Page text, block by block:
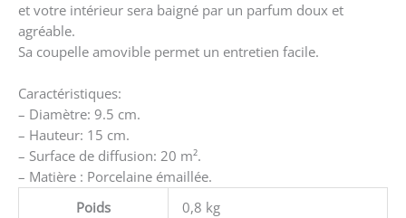
et votre intérieur sera baigné par un parfum doux et
agréable.
Sa coupelle amovible permet un entretien facile.
Caractéristiques:
– Diamètre: 9.5 cm.
– Hauteur: 15 cm.
– Surface de diffusion: 20 m².
– Matière : Porcelaine émaillée.
Poids
0,8 kg